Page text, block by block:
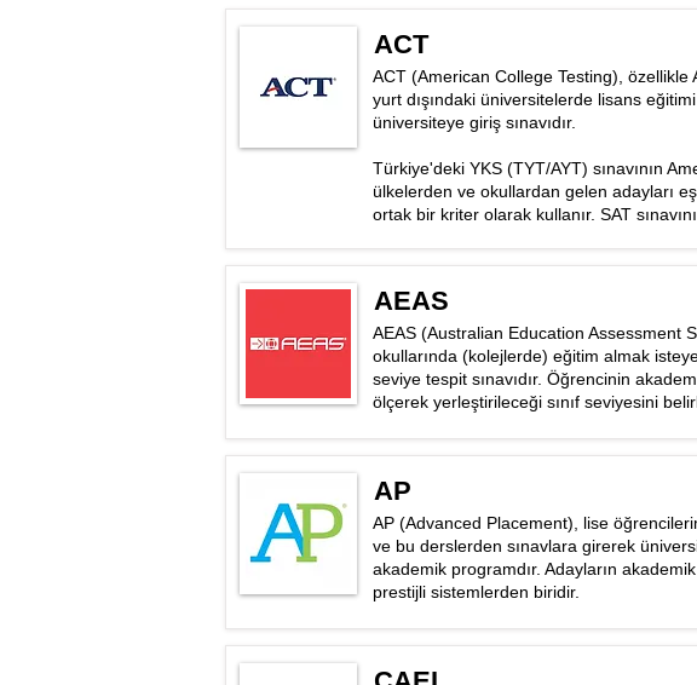
ACT
ACT (American College Testing),
yurt dışındaki üniversitelerde lisans
üniversiteye giriş sınavıdır.
Türkiye'deki YKS (TYT/AYT) sınavının
ülkelerden ve okullardan gelen adayları
ortak bir kriter olarak kullanır. SAT
AEAS
AEAS (Australian Education Assessment
okullarında (kolejlerde) eğitim almak
seviye tespit sınavıdır. Öğrencinin
ölçerek yerleştirileceği sınıf seviyesini
AP
AP (Advanced Placement), lise
ve bu derslerden sınavlara girerek
akademik programdır. Adayların
prestijli sistemlerden biridir.